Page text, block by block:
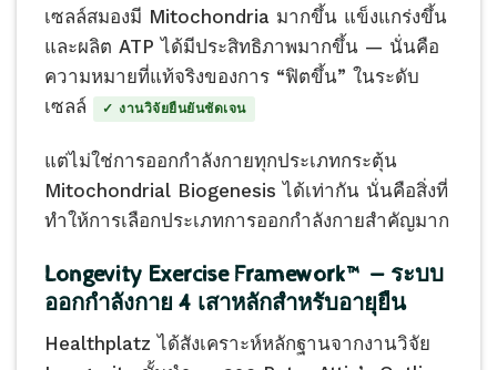
เซลล์สมองมี Mitochondria มากขึ้น แข็งแกร่งขึ้น
และผลิต ATP ได้มีประสิทธิภาพมากขึ้น — นั่นคือ
ความหมายที่แท้จริงของการ “ฟิตขึ้น” ในระดับ
เซลล์
✓ งานวิจัยยืนยันชัดเจน
แต่ไม่ใช่การออกกำลังกายทุกประเภทกระตุ้น
Mitochondrial Biogenesis ได้เท่ากัน นั่นคือสิ่งที่
ทำให้การเลือกประเภทการออกกำลังกายสำคัญมาก
Longevity Exercise Framework™ — ระบบ
ออกกำลังกาย 4 เสาหลักสำหรับอายุยืน
Healthplatz ได้สังเคราะห์หลักฐานจากงานวิจัย